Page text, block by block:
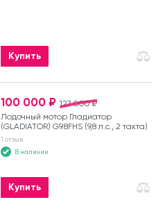
Купить
127 000 ₽
100 000 ₽
Лодочный мотор Гладиатор
(GLADIATOR) G9.8FHS (9,8 л.с., 2 такта)
1 отзыв
В наличии
Купить